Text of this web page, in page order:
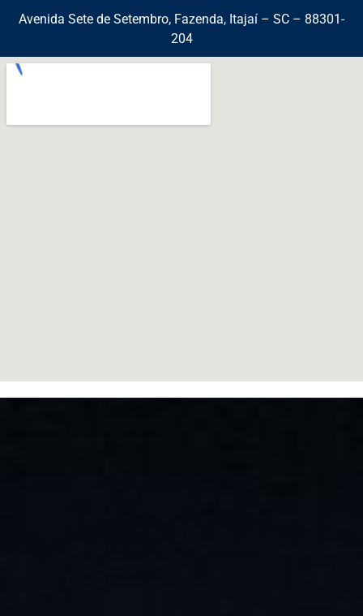
Avenida Sete de Setembro, Fazenda, Itajaí – SC – 88301-
204